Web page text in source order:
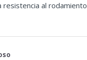
resistencia al rodamiento